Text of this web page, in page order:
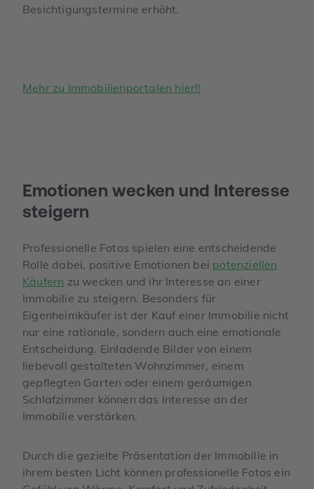
Besichtigungstermine erhöht.
Mehr zu Immobilienportalen hier!!
Emotionen wecken und Interesse
steigern
Professionelle Fotos spielen eine entscheidende
Rolle dabei, positive Emotionen bei potenziellen
Käufern zu wecken und ihr Interesse an einer
Immobilie zu steigern. Besonders für
Eigenheimkäufer ist der Kauf einer Immobilie nicht
nur eine rationale, sondern auch eine emotionale
Entscheidung. Einladende Bilder von einem
liebevoll gestalteten Wohnzimmer, einem
gepflegten Garten oder einem geräumigen
Schlafzimmer können das Interesse an der
Immobilie verstärken.
Durch die gezielte Präsentation der Immobilie in
ihrem besten Licht können professionelle Fotos ein